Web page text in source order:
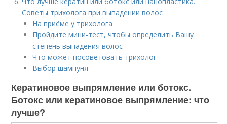
Советы трихолога при выпадении волос
На приёме у трихолога
Пройдите мини-тест, чтобы определить Вашу
степень выпадения волос
Что может посоветовать трихолог
Выбор шампуня
Кератиновое выпрямление или ботокс.
Ботокс или кератиновое выпрямление: что
лучше?